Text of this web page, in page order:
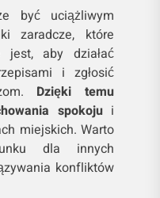
być uciążliwym
zaradcze, które
jest, aby działać
i zgłosić
Dzięki temu
spokojui
miejskich. Warto
dla innych
konfliktów